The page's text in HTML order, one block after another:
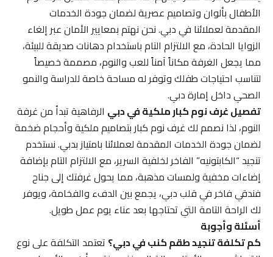
الأطفال بألوان وتصاميم عصرية لضمان جودة الخدمات
المقدمة لعملائنا في دبي. نحن نهتم بمعايير الأمان عبر إلغاء
الزوايا الحادة، مع الالتزام التام باستخدام دهانات صديقة للبيئة،
مما يجعل الغرفة مكاناً آمناً للعب والنوم، مصممة خصيصاً
لتناسب احتياجات طفلك وتوفر له مساحة خاصة للدراسة والنمو
الصحي داخل إمارة دبي.
تفصيل غرف نوم كبار ملكية في دبيالرفاهية تبدأ من غرفة
النوم، لذا نصمم لك غرف نوم كبار بتصاميم ملكية وأحجام ضخمة
لضمان جودة الخدمات المقدمة لعملائنا بامتياز بدبي. نستخدم
تنجيد “الكابتونيه” الفاخر لخلفية السرير، مع الالتزام التام بإضافة
إضاءات مخفية ولمسات مذهبة، مما يحول غرفتك إلى جناح
فندقي فاخر في قلب دبي، يجمع بين الدفء والفخامة، ويوفر
لك الراحة التامة التي تحتاجها بعد عناء يوم عمل طويل.
أسئلة وأجوبة
كم تكلفة تنجيد طقم كنب في دبي؟تعتمد التكلفة على نوع